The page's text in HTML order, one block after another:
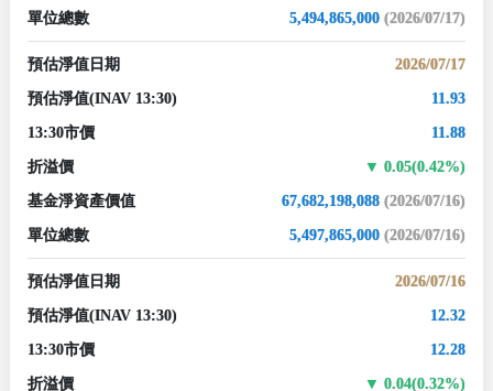
單位總數 5,494,865,000 (2026/07/17)
預估淨值日期 2026/07/17
預估淨值(INAV 13:30) 11.93
13:30市價 11.88
折溢價 0.05(0.42%)
基金淨資產價值 67,682,198,088 (2026/07/16)
單位總數 5,497,865,000 (2026/07/16)
預估淨值日期 2026/07/16
預估淨值(INAV 13:30) 12.32
13:30市價 12.28
折溢價 0.04(0.32%)